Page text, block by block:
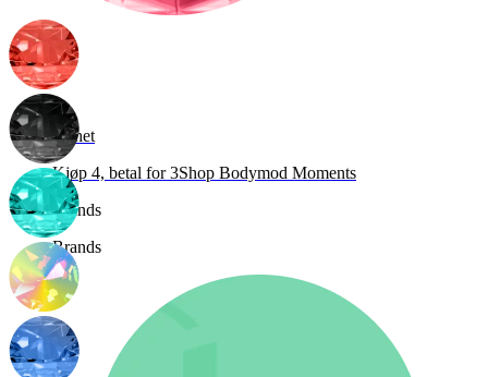
Shop titan
Nyhet
Kjøp 4, betal for 3Shop Bodymod Moments
Brands
Brands